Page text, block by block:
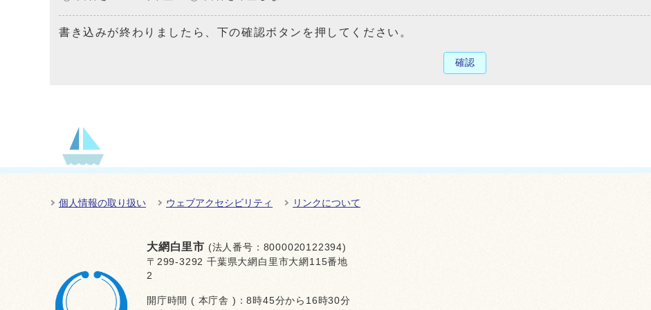
書き込みが終わりましたら、下の確認ボタンを押してください。
確認
個人情報の取り扱い ウェブアクセシビリティ リンクについて
大網白里市 (法人番号：8000020122394)
〒299-3292 千葉県大網白里市大網115番地
2
開庁時間 ( 本庁舎 )：8時45分から16時30分